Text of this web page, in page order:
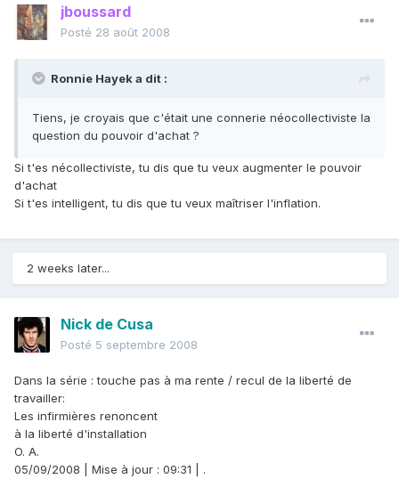
jboussard
Posté 28 août 2008
Ronnie Hayek a dit :
Tiens, je croyais que c'était une connerie néocollectiviste la
question du pouvoir d'achat ?
Si t'es nécollectiviste, tu dis que tu veux augmenter le pouvoir
d'achat
Si t'es intelligent, tu dis que tu veux maîtriser l'inflation.
2 weeks later...
Nick de Cusa
Posté 5 septembre 2008
Dans la série : touche pas à ma rente / recul de la liberté de
travailler:
Les infirmières renoncent
à la liberté d'installation
O. A.
05/09/2008 | Mise à jour : 09:31 | .